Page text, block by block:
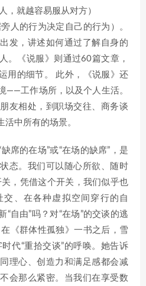
，就越容易服从对方）
人的行为决定自己的行为）。
发，讲述如何通过了解自身的
。《说服》则通过60篇文章，
用的细节。 此外，《说服》还
——工作场所，以及个人生活。
友相处，到职场交往、商务谈
中所有的场景。
席的在场”或“在场的缺席”，是
态。我们可以随心所欲、随时
关，凭借这个开关，我们似乎也
、在各种虚拟空间穿行的自
“自由”吗？对“在场”的交谈的逃
《群体性孤独》一书之后，雪
代“重拾交谈”的呼唤。她告诉
理心、创造力和满足感都会减
会那么紧密。当我们在享受数